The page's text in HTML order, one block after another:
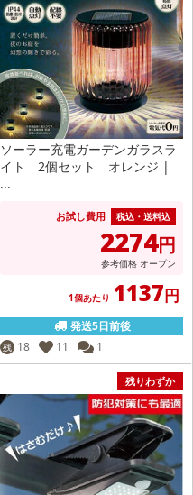
ソーラー充電ガーデンガラスラ
イト 2個セット オレンジ |
...
お試し費用 税込・送料込
2274円
参考価格 オープン
1個あたり 1137円
発送5日前後
残 18 11 1
残りわずか